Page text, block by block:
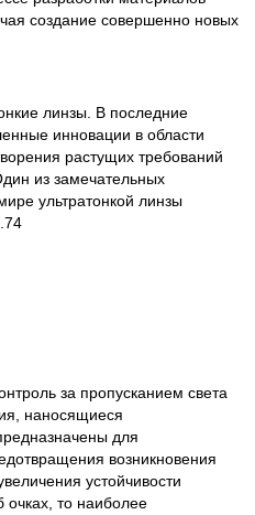
создание совершенно новых
линзы. В последние
инновации в области
растущих требований
из замечательных
ультратонкой линзы
за пропусканием света
наносящиеся
для
возникновения
устойчивости
очках, то наиболее